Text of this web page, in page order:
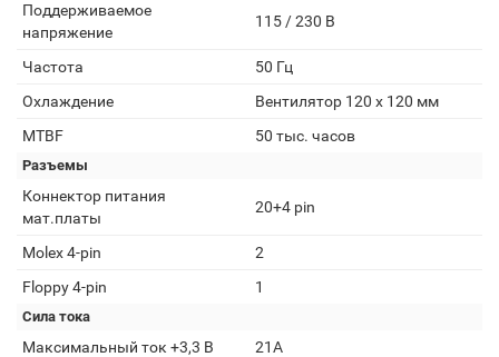
Поддерживаемое
напряжение
115 / 230 В
Частота
50 Гц
Охлаждение
Вентилятор 120 x 120 мм
MTBF
50 тыс. часов
Разъемы
Коннектор питания
мат.платы
20+4 pin
Molex 4-pin
2
Floppy 4-pin
1
Сила тока
Максимальный ток +3,3 В
21А